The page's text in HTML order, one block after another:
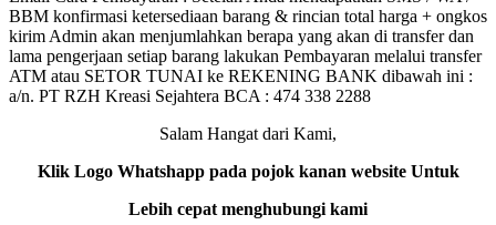
BBM konfirmasi ketersediaan barang & rincian total harga + ongkos
kirim Admin akan menjumlahkan berapa yang akan di transfer dan
lama pengerjaan setiap barang lakukan Pembayaran melalui transfer
ATM atau SETOR TUNAI ke REKENING BANK dibawah ini :
a/n. PT RZH Kreasi Sejahtera BCA : 474 338 2288
Salam Hangat dari Kami,
Klik Logo Whatshapp pada pojok kanan website Untuk
Lebih cepat menghubungi kami